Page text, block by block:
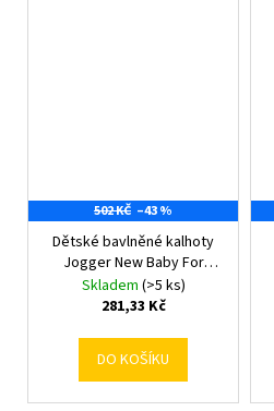
502 KČ –43 %
Dětské bavlněné kalhoty
Jogger New Baby For
Babies bunny 80 (9-12m)
Skladem (>5 ks)
281,33 Kč
DO KOŠÍKU